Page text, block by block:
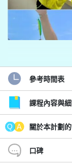
手
適合初學者!不需要
孩到大人，臉上都洋
參考時間表
課程內容與
關於本計劃
口碑